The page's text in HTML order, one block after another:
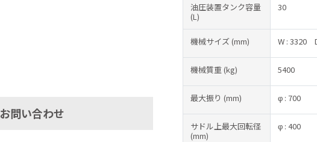
お問い合わせ
油圧装置タンク容量
(L)
30
機械サイズ(mm) W : 3320
機械質重(kg) 5400
最大振り (mm) φ : 700
サドル上最大回転径
(mm)
φ : 400